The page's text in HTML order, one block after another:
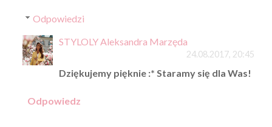
Odpowiedzi
STYLOLY Aleksandra Marzęda
24.08.2017, 20:45
Dziękujemy pięknie :* Staramy się dla Was!
Odpowiedz